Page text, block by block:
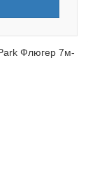
Флюгер 7м-